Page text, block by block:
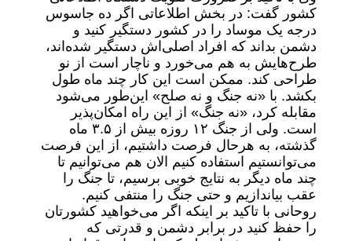
کشور گفت: در بخش اطلاعاتی اگر ده جاسوس
درجه یک موساد را در کشور دستگیر کنید و
دشمن بداند که افراد اصلی‌اش دستگیر شده‌اند،
طرح‌هایش به هم می‌خورد و ناچار است از نو
طراحی کند. ممکن است این کار چند ماه طول
بکشد. با «نه جنگ و نه صلح» این‌طور می‌شود
مقابله کرد، «نه جنگ» از این راه امکان‌پذیر
است. ولی از جنگ ۱۲ روزه بیش از ۳.۵ ماه
گذشته، به هرحال فرصت داشتیم، از این فرصت
می‌توانستیم استفاده کنیم الان هم می‌توانیم تا
چند ماه دیگر به نتایج خوبی برسیم، تا جنگ را
عقب بیاندازیم و حتی جنگ را منتفی کنیم.
روحانی با تاکید بر اینکه اگر می‌خواهید کشورتان
را حفظ کنید در برابر دشمن و قدرتی که